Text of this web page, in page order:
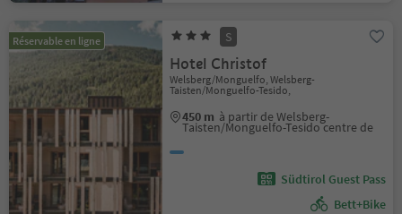
Réservable en ligne S
Hotel Christof
Welsberg/Monguelfo, Welsberg-
Taisten/Monguelfo-Tesido,
450 m à partir de Welsberg-
Taisten/Monguelfo-Tesido centre de
Südtirol Guest Pass
Bett+Bike